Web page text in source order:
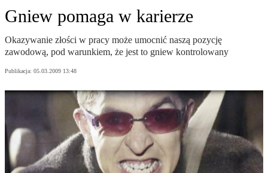
Gniew pomaga w karierze
Okazywanie złości w pracy może umocnić naszą pozycję
zawodową, pod warunkiem, że jest to gniew kontrolowany
Publikacja: 05.03.2009 13:48